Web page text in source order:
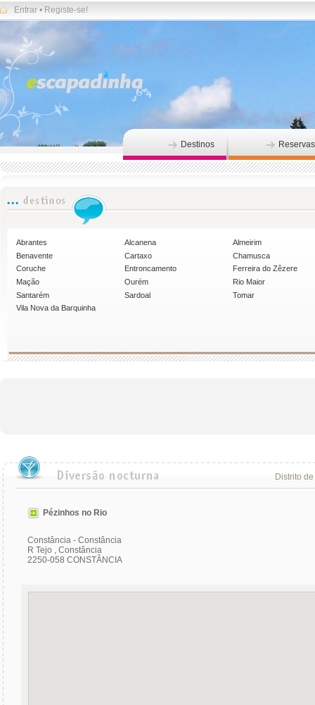
Entrar • Registe-se!
Destinos Reservas
Abrantes Alcanena
Almeirim
Benavente
Cartaxo
Chamusca
Coruche
Entroncamento
Ferreira do Zêzere
Mação
Ourém
Rio Maior
Santarém
Sardoal
Tomar
Vila Nova da Barquinha
Distrito de
Pézinhos no Rio
Constância - Constância
R Tejo , Constância
2250-058 CONSTÂNCIA